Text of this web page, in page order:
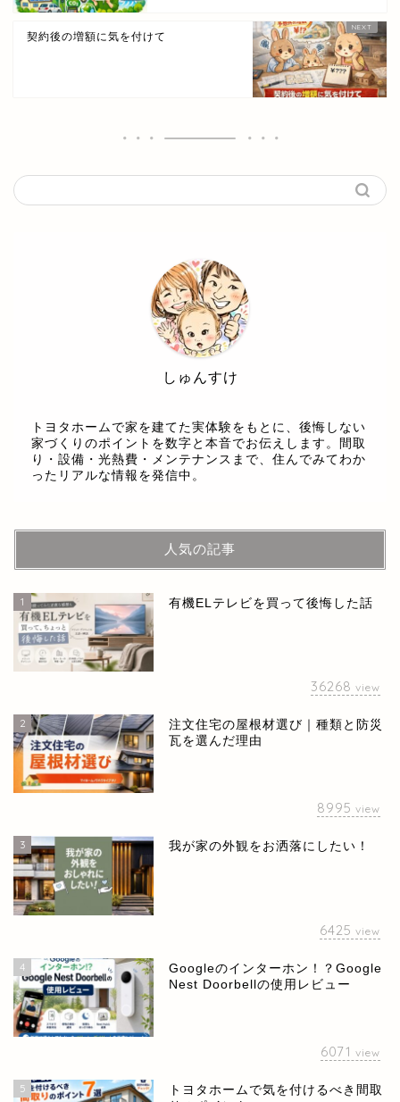
契約後の増額に気を付けて
しゅんすけ
トヨタホームで家を建てた実体験をもとに、後悔しない
家づくりのポイントを数字と本音でお伝えします。間取
り・設備・光熱費・メンテナンスまで、住んでみてわか
ったリアルな情報を発信中。
人気の記事
1 有機ELテレビを買って後悔した話
36268 view
2
注文住宅の屋根材選び｜種類と防災
瓦を選んだ理由
8995 view
3 我が家の外観をお洒落にしたい！
6425 view
4
Googleのインターホン！？Google
Nest Doorbellの使用レビュー
6071 view
5
トヨタホームで気を付けるべき間取
ホーム
お問い合せ
プライバシーポリシー